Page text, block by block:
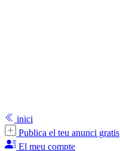
inici
Publica el teu anunci gratis
El meu compte